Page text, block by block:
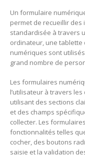
Un formulaire
permet de recueillir
standardisée à travers
ordinateur, une tablette
numériques sont
grand nombre de
Les formulaires
l’utilisateur à travers
utilisant des sections
et des champs
collecter. Les
fonctionnalités telles
cocher, des boutons
saisie et la validation